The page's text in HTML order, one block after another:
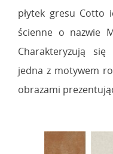
płytek gresu Cotto
ścienne o nazwie
Charakteryzują
jedna z motywem
obrazami